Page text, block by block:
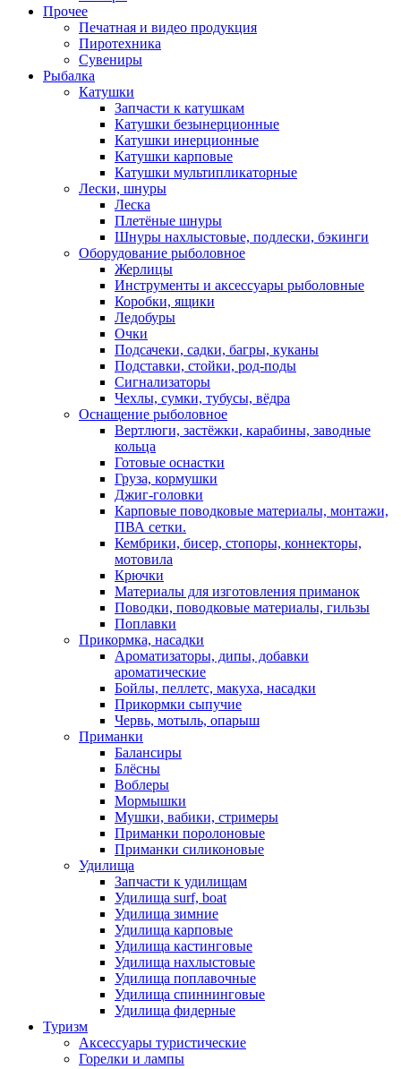
Прочее
Печатная и видео продукция
Пиротехника
Сувениры
Рыбалка
Катушки
Запчасти к катушкам
Катушки безынерционные
Катушки инерционные
Катушки карповые
Катушки мультипликаторные
Лески, шнуры
Леска
Плетёные шнуры
Шнуры нахлыстовые, подлески, бэкинги
Оборудование рыболовное
Жерлицы
Инструменты и аксессуары рыболовные
Коробки, ящики
Ледобуры
Очки
Подсачеки, садки, багры, куканы
Подставки, стойки, род-поды
Сигнализаторы
Чехлы, сумки, тубусы, вёдра
Оснащение рыболовное
Вертлюги, застёжки, карабины, заводные
кольца
Готовые оснастки
Груза, кормушки
Джиг-головки
Карповые поводковые материалы, монтажи,
ПВА сетки.
Кембрики, бисер, стопоры, коннекторы,
мотовила
Крючки
Материалы для изготовления приманок
Поводки, поводковые материалы, гильзы
Поплавки
Прикормка, насадки
Ароматизаторы, дипы, добавки
ароматические
Бойлы, пеллетс, макуха, насадки
Прикормки сыпучие
Червь, мотыль, опарыш
Приманки
Балансиры
Блёсны
Воблеры
Мормышки
Мушки, вабики, стримеры
Приманки поролоновые
Приманки силиконовые
Удилища
Запчасти к удилищам
Удилища surf, boat
Удилища зимние
Удилища карповые
Удилища кастинговые
Удилища нахлыстовые
Удилища поплавочные
Удилища спиннинговые
Удилища фидерные
Туризм
Аксессуары туристические
Горелки и лампы